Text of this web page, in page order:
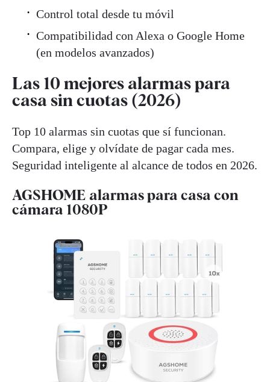
Control total desde tu móvil
Compatibilidad con Alexa o Google Home
(en modelos avanzados)
Las 10 mejores alarmas para
casa sin cuotas (2026)
Top 10 alarmas sin cuotas que sí funcionan.
Compara, elige y olvídate de pagar cada mes.
Seguridad inteligente al alcance de todos en 2026.
AGSHOME alarmas para casa con
cámara 1080P